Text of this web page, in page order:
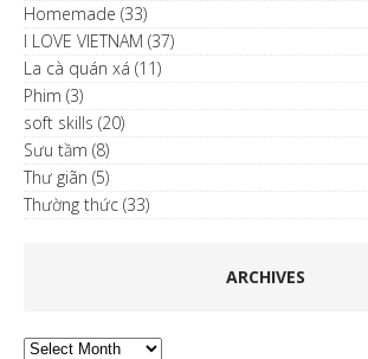
Homemade (33)
I LOVE VIETNAM (37)
La cà quán xá (11)
Phim (3)
soft skills (20)
Sưu tầm (8)
Thư giãn (5)
Thường thức (33)
ARCHIVES
Archives